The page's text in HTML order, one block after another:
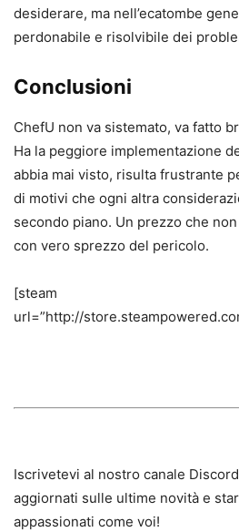
desiderare, ma nell’ecatombe
perdonabile e risolvibile dei
Conclusioni
ChefU non va sistemato, va fatto
Ha la peggiore implementazione
abbia mai visto, risulta frustrante
di motivi che ogni altra
secondo piano. Un prezzo che
con vero sprezzo del pericolo.
[steam
url=”http://
Iscrivetevi al nostro canale
aggiornati sulle ultime novità e
appassionati come voi!